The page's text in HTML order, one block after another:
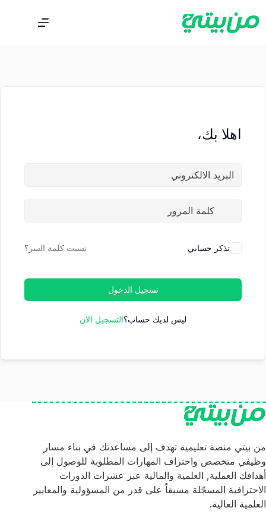
اهلا بك،
تذكر حسابي نسيت كلمة السر؟
تسجيل الدخول
ليس لديك حساب؟التسجيل الان
من بيتي منصة تعليمية تهدف إلى مساعدتك في بناء مسار
وظيفي متخصص واحتراف المهارات المطلوبة للوصول إلى
أهدافك العملية, العلمية والمالية عبر عشرات الدورات
الاحترافية المسجّلة مسبقاً على قدر من المسؤولية والمعايير
العلمية العالية.